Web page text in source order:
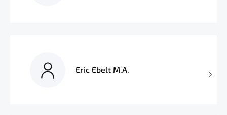
Eric Ebelt M.A.